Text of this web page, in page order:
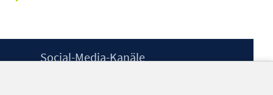
Social-Media-Kanäle